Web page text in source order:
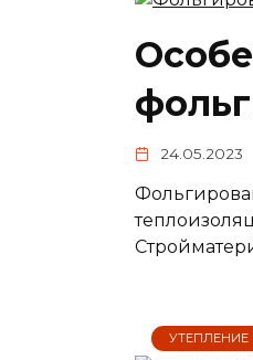
24.05.2023
УТЕПЛЕНИЕ